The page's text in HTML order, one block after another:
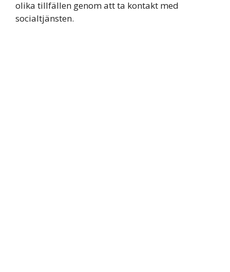
olika tillfällen genom att ta kontakt med
socialtjänsten.